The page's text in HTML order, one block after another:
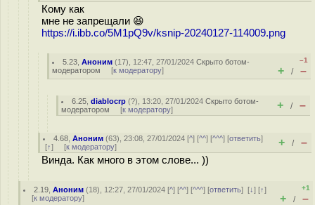
Кому как
мне не запрещали 😆
https://i.ibb.co/5M1pQ9v/ksnip-20240127-114009.png
5.23 ,Аноним (17), 12:47, 27/01/2024Скрыто ботом-
модератором [к модератору]
–1
+ / –
6.25 ,diablocrp (?), 13:20, 27/01/2024Скрыто ботом-
модератором [к модератору] + / –
4.68 ,Аноним (63), 23:08, 27/01/2024 [^] [^^] [^^^] [ответить]
[↑] [к модератору] + / –
Винда. Как много в этом слове... ))
2.19 ,Аноним (18), 12:27, 27/01/2024 [^] [^^] [^^^] [ответить][↓] [↑]
[к модератору]
+1
+ / –